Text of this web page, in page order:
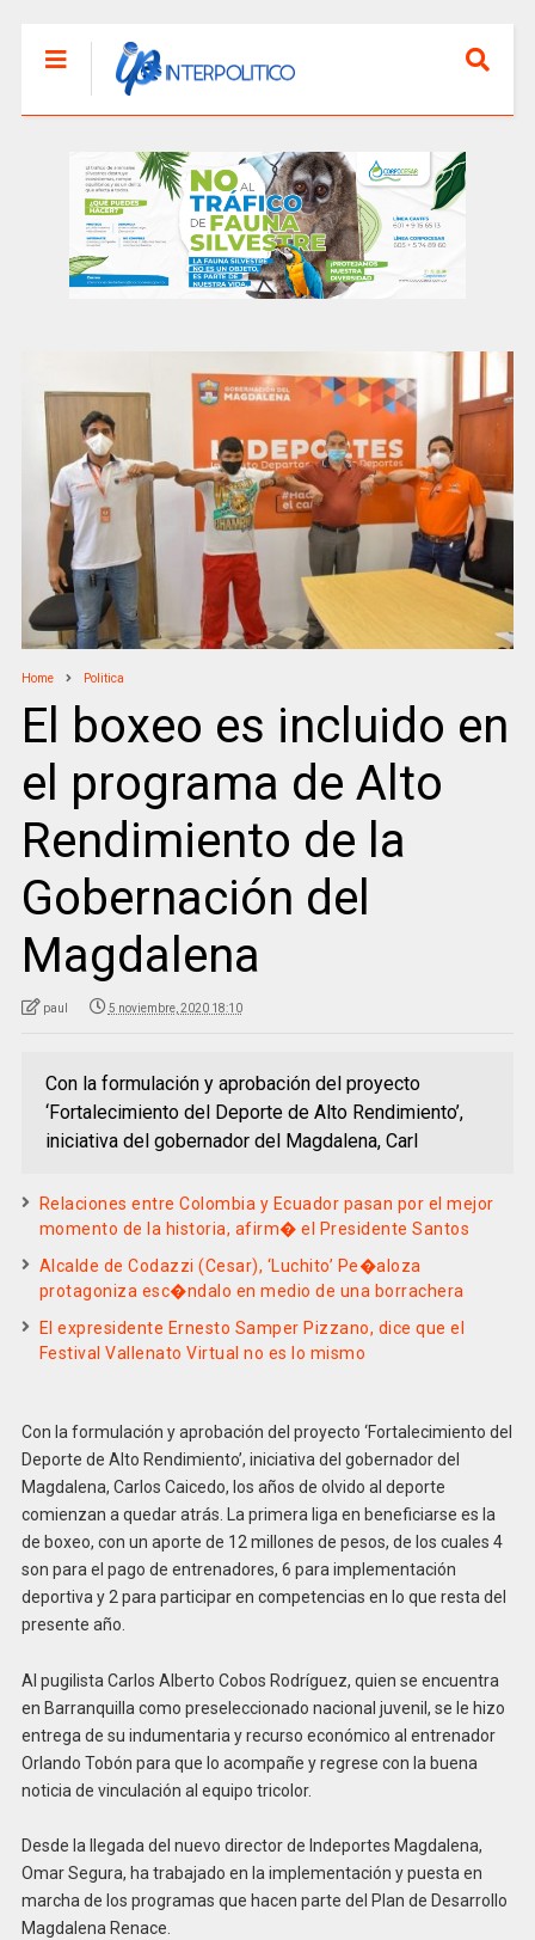
Home Politica
El boxeo es incluido en
el programa de Alto
Rendimiento de la
Gobernación del
Magdalena
paul 5 noviembre, 2020 18:10
Con la formulación y aprobación del proyecto
‘Fortalecimiento del Deporte de Alto Rendimiento’,
iniciativa del gobernador del Magdalena, Carl
Relaciones entre Colombia y Ecuador pasan por el mejor
momento de la historia, afirm� el Presidente Santos
Alcalde de Codazzi (Cesar), ‘Luchito’ Pe�aloza
protagoniza esc�ndalo en medio de una borrachera
El expresidente Ernesto Samper Pizzano, dice que el
Festival Vallenato Virtual no es lo mismo
Con la formulación y aprobación del proyecto ‘Fortalecimiento del
Deporte de Alto Rendimiento’, iniciativa del gobernador del
Magdalena, Carlos Caicedo, los años de olvido al deporte
comienzan a quedar atrás. La primera liga en beneficiarse es la
de boxeo, con un aporte de 12 millones de pesos, de los cuales 4
son para el pago de entrenadores, 6 para implementación
deportiva y 2 para participar en competencias en lo que resta del
presente año.
Al pugilista Carlos Alberto Cobos Rodríguez, quien se encuentra
en Barranquilla como preseleccionado nacional juvenil, se le hizo
entrega de su indumentaria y recurso económico al entrenador
Orlando Tobón para que lo acompañe y regrese con la buena
noticia de vinculación al equipo tricolor.
Desde la llegada del nuevo director de Indeportes Magdalena,
Omar Segura, ha trabajado en la implementación y puesta en
marcha de los programas que hacen parte del Plan de Desarrollo
Magdalena Renace.